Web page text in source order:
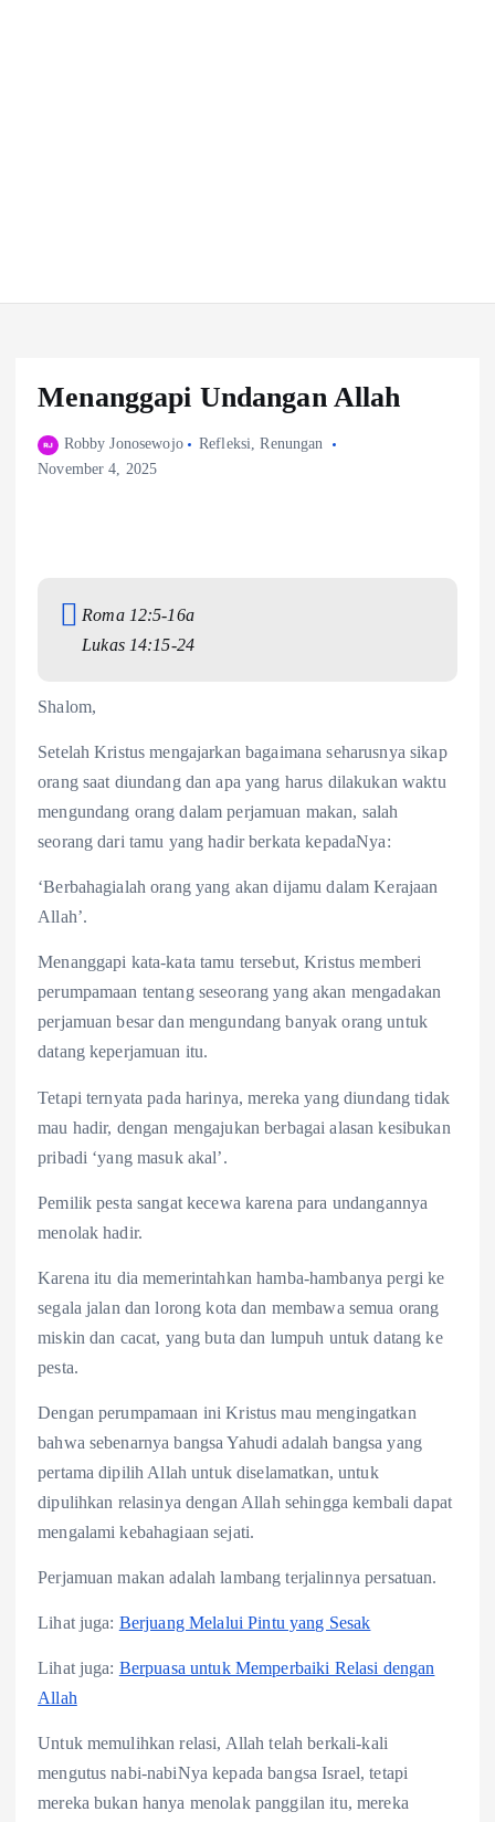
Menanggapi Undangan Allah
Robby Jonosewojo Refleksi,Renungan
November 4, 2025
Roma 12:5-16a
Lukas 14:15-24
Shalom,
Setelah Kristus mengajarkan bagaimana seharusnya sikap
orang saat diundang dan apa yang harus dilakukan waktu
mengundang orang dalam perjamuan makan, salah
seorang dari tamu yang hadir berkata kepadaNya:
‘Berbahagialah orang yang akan dijamu dalam Kerajaan
Allah’.
Menanggapi kata-kata tamu tersebut, Kristus memberi
perumpamaan tentang seseorang yang akan mengadakan
perjamuan besar dan mengundang banyak orang untuk
datang keperjamuan itu.
Tetapi ternyata pada harinya, mereka yang diundang tidak
mau hadir, dengan mengajukan berbagai alasan kesibukan
pribadi ‘yang masuk akal’.
Pemilik pesta sangat kecewa karena para undangannya
menolak hadir.
Karena itu dia memerintahkan hamba-hambanya pergi ke
segala jalan dan lorong kota dan membawa semua orang
miskin dan cacat, yang buta dan lumpuh untuk datang ke
pesta.
Dengan perumpamaan ini Kristus mau mengingatkan
bahwa sebenarnya bangsa Yahudi adalah bangsa yang
pertama dipilih Allah untuk diselamatkan, untuk
dipulihkan relasinya dengan Allah sehingga kembali dapat
mengalami kebahagiaan sejati.
Perjamuan makan adalah lambang terjalinnya persatuan.
Lihat juga: Berjuang Melalui Pintu yang Sesak
Lihat juga: Berpuasa untuk Memperbaiki Relasi dengan
Allah
Untuk memulihkan relasi, Allah telah berkali-kali
mengutus nabi-nabiNya kepada bangsa Israel, tetapi
mereka bukan hanya menolak panggilan itu, mereka